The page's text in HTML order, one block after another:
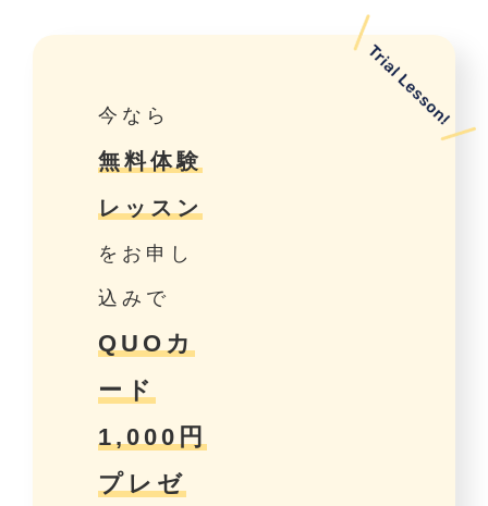
今なら
無料体験
レッスン
をお申し
込みで
QUOカ
ード
1,000円
プレゼ